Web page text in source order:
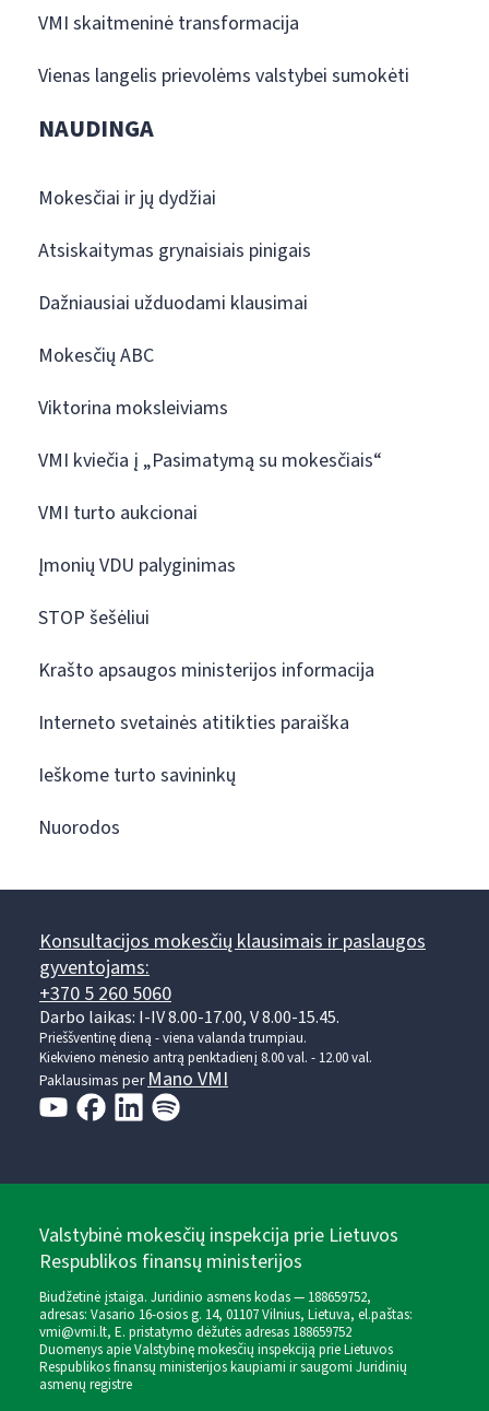
VMI skaitmeninė transformacija
Vienas langelis prievolėms valstybei sumokėti
NAUDINGA
Mokesčiai ir jų dydžiai
Atsiskaitymas grynaisiais pinigais
Dažniausiai užduodami klausimai
Mokesčių ABC
Viktorina moksleiviams
VMI kviečia į „Pasimatymą su mokesčiais“
VMI turto aukcionai
Įmonių VDU palyginimas
STOP šešėliui
Krašto apsaugos ministerijos informacija
Interneto svetainės atitikties paraiška
Ieškome turto savininkų
Nuorodos
Konsultacijos mokesčių klausimais ir paslaugos
gyventojams:
+370 5 260 5060
Darbo laikas: I-IV 8.00-17.00, V 8.00-15.45.
Prieššventinę dieną - viena valanda trumpiau.
Kiekvieno mėnesio antrą penktadienį 8.00 val. - 12.00 val.
Paklausimas per Mano VMI
Valstybinė mokesčių inspekcija prie Lietuvos
Respublikos finansų ministerijos
Biudžetinė įstaiga. Juridinio asmens kodas — 188659752,
adresas: Vasario 16-osios g. 14, 01107 Vilnius, Lietuva, el.paštas:
vmi@vmi.lt, E. pristatymo dėžutės adresas 188659752
Duomenys apie Valstybinę mokesčių inspekciją prie Lietuvos
Respublikos finansų ministerijos kaupiami ir saugomi Juridinių
asmenų registre